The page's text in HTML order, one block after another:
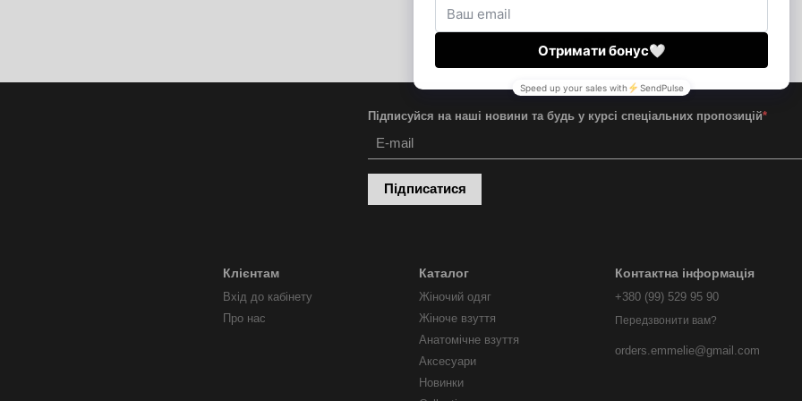
Підписуйся на наші новини та будь у курсі спеціальних пропозицій*
Підписатися
Клієнтам
Вхід до кабінету
Про нас
Каталог
Жіночий одяг
Жіноче взуття
Анатомічне взуття
Аксесуари
Новинки
Контактна інформація
+380 (99) 529 95 90
Передзвонити вам?
orders.emmelie@gmail.com